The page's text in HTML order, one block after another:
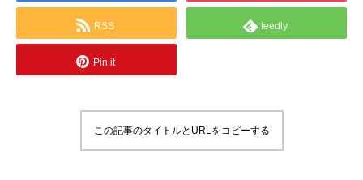
RSS feedly
Pin it
この記事のタイトルとURLをコピーする